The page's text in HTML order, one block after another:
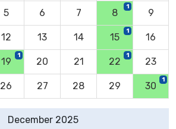
5 6 7 8
1
9
12 13 14 15
1
16
19
1
20 21 22
1
23
26 27 28 29 30
1
December 2025